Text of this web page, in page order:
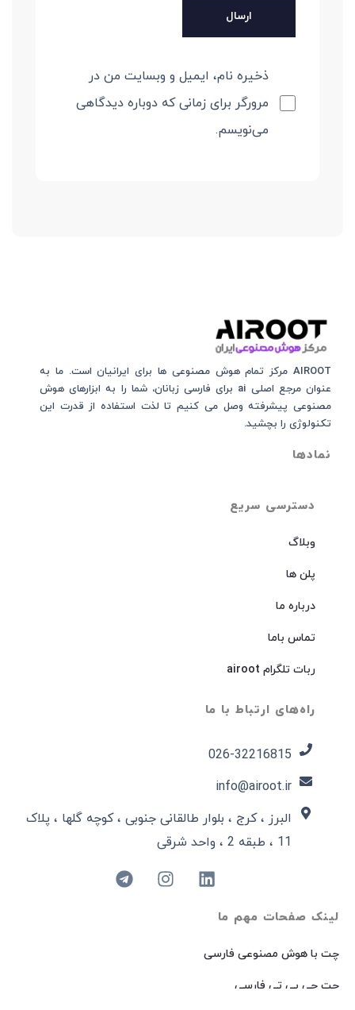
ذخیره نام، ایمیل و وبسایت من در
مرورگر برای زمانی که دوباره دیدگاهی
می‌نویسم.
لینک صفحات مهم ما
چت با هوش مصنوعی فارسی
چت جی پی تی فارسی
دسترسی سریع
وبلاگ
پلن ها
درباره ما
تماس باما
ربات تلگرام airoot
راه‌های ارتباط با ما
026-32216815​
info@airoot.ir
البرز ، کرج ، بلوار طالقانی جنوبی ، کوچه گلها ، پلاک
11 ، طبقه 2 ، واحد شرقی
AIROOT مرکز تمام هوش مصنوعی‌‌‌ ها برای ایرانیان است. ما به
عنوان مرجع اصلی ai برای فارسی زبانان، شما را به ابزارهای هوش
مصنوعی پیشرفته وصل می کنیم تا لذت استفاده از قدرت این
تکنولوژی را بچشید.
نمادها